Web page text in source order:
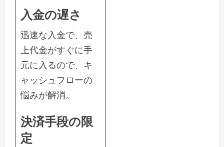
入金の遅さ
迅速な入金で、売
上代金がすぐに手
元に入るので、キ
ャッシュフローの
悩みが解消。
決済手段の限
定